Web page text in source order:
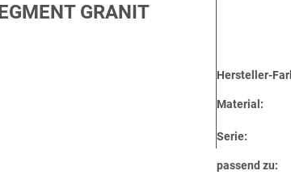
GRANIT
Hersteller-
Material:
Serie:
passend zu: